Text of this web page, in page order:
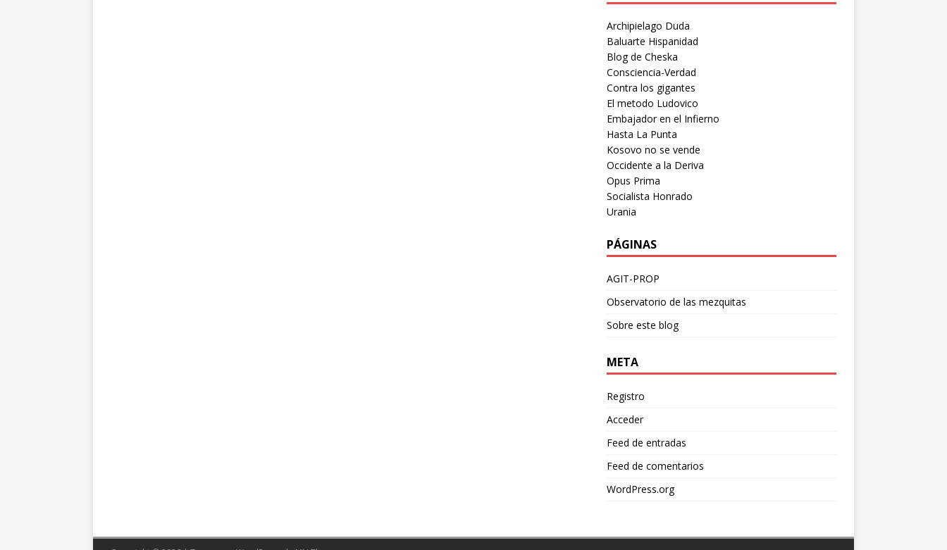
Archipielago Duda
Baluarte Hispanidad
Blog de Cheska
Consciencia-Verdad
Contra los gigantes
El metodo Ludovico
Embajador en el Infierno
Hasta La Punta
Kosovo no se vende
Occidente a la Deriva
Opus Prima
Socialista Honrado
Urania
PÁGINAS
AGIT-PROP
Observatorio de las mezquitas
Sobre este blog
META
Registro
Acceder
Feed de entradas
Feed de comentarios
WordPress.org